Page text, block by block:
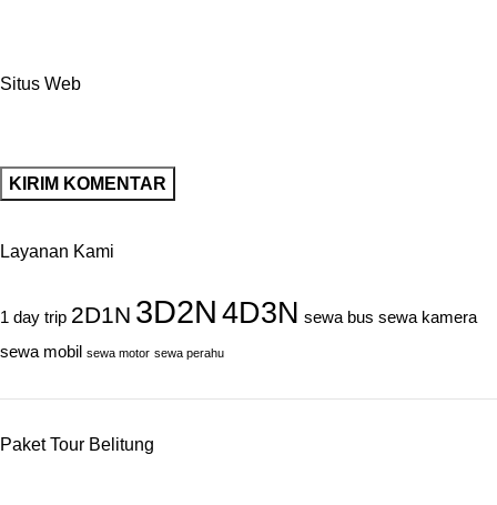
Situs Web
Layanan Kami
1 day trip 2D1N 3D2N 4D3N sewa bus sewa kamera
sewa mobil sewa motor sewa perahu
Paket Tour Belitung